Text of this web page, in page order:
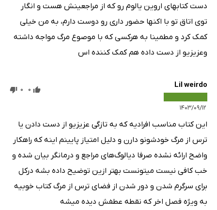
دست کتابهای اروین یالوم رو که از مراجعینش هست و انگار
توی اتاق تو با اکنها حضور داری رو دوست دارم، به من خیلی
کمک کرد و مطمینا به هرکسی که با موصوع مرگ مواجه داشته
وعزیزیو از دست داده هم کمک کننده اس
Lil weirdo
۱۴۰۳/۰۹/۱۲
0
0
این کتاب مناسب افرادیه که به تازگی عزیزیو از دست دادن یا
ترس از مرگ خودشونو دارن و دلیل امتیاز پایینم اینه که راهکار
واضح ارائه نشده صرفا دیالوگ‌های مراجع و درمانگر بیان شده و
خب کافی نیست میتونست بهتر ازین توضیح داده بشه درکل
برای سرگرم شدن و دور شدن از فضای ترس از مرگ کتاب خوبیه
به ویژه فصل اخر که نقطه عطفش دیده میشه